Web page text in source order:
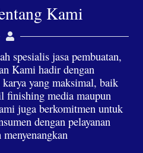
Kami
spesialis jasa pembuatan,
Kami hadir dengan
yang maksimal, baik
finishing media maupun
juga berkomitmen untuk
dengan pelayanan